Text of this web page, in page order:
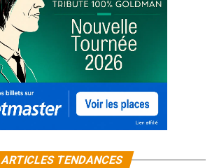
ARTICLES TENDANCES